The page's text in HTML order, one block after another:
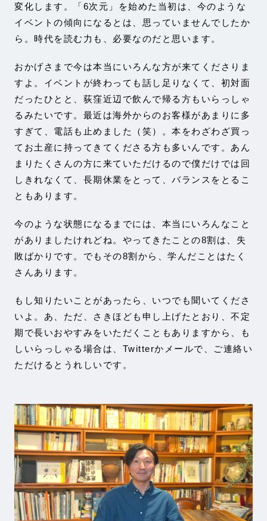
変化します。「6次元」を始めた当初は、今のような
イベントの傾向になるとは、思っていませんでしたか
ら。時代を読む力も、必要なのだと思います。
おかげさまで今は本当にいろんな方が来てくださりま
すよ。イベントが終わっても話し足りなくて、初対面
だったひとと、荻窪近辺で飲んで帰る方もいらっしゃ
るみたいです。最近は海外からのお客様があまりに多
すぎて、電話も止めました（笑）。本をわざわざ買っ
てお土産に持ってきてくださる方も多いんです。あん
まりたくさんの方に来ていただけるので僕だけでは回
しきれなくて、長期休業をとって、バランスをとるこ
ともあります。
今のような状態になるまでには、本当にいろんなこと
がありましたけれどね。やってきたことの8割は、失
敗ばかりです。でもその8割から、学んだことはたく
さんあります。
もし知りたいことがあったら、いつでも聞いてくださ
いよ。あ、ただ、さきほども申し上げたとおり、不定
期で長いおやすみをいただくこともありますから、も
しいらっしゃる場合は、Twitterかメールで、ご連絡い
ただけるとうれしいです。